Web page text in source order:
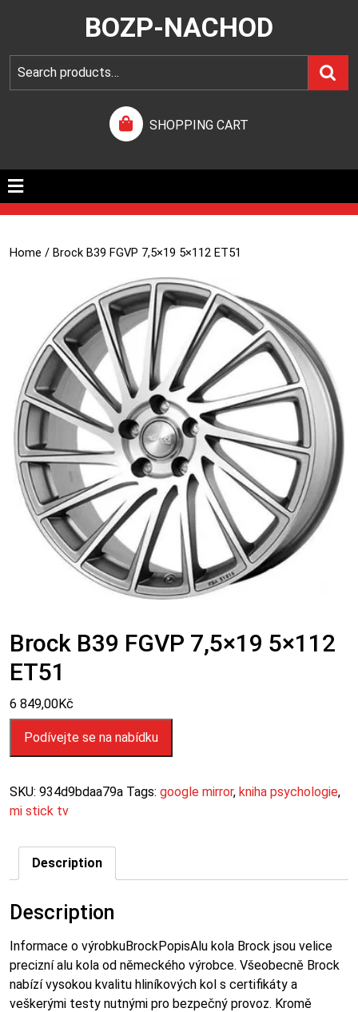
BOZP-NACHOD
SHOPPING CART
Home / Brock B39 FGVP 7,5×19 5×112 ET51
Brock B39 FGVP 7,5×19 5×112
ET51
6 849,00Kč
Podívejte se na nabídku
SKU: 934d9bdaa79a Tags: google mirror, kniha psychologie,
mi stick tv
Description
Description
Informace o výrobkuBrockPopisAlu kola Brock jsou velice
precizní alu kola od německého výrobce. Všeobecně Brock
nabízí vysokou kvalitu hliníkových kol s certifikáty a
veškerými testy nutnými pro bezpečný provoz. Kromě